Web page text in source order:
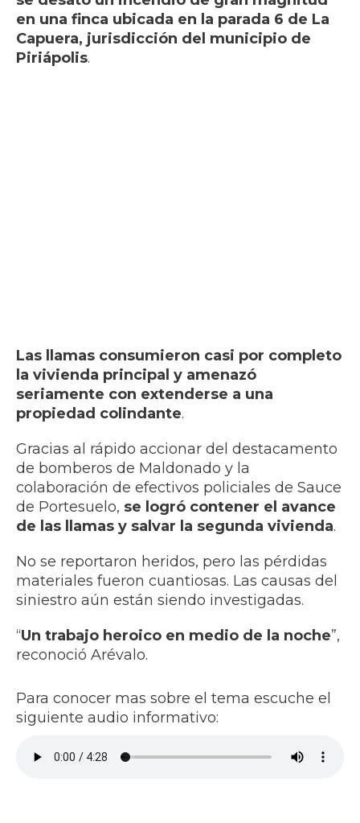
en una finca ubicada en la parada 6 de La
Capuera, jurisdicción del municipio de
Piriápolis.
Las llamas consumieron casi por completo
la vivienda principal y amenazó
seriamente con extenderse a una
propiedad colindante.
Gracias al rápido accionar del destacamento
de bomberos de Maldonado y la
colaboración de efectivos policiales de Sauce
de Portesuelo, se logró contener el avance
de las llamas y salvar la segunda vivienda.
No se reportaron heridos, pero las pérdidas
materiales fueron cuantiosas. Las causas del
siniestro aún están siendo investigadas.
“Un trabajo heroico en medio de la noche”,
reconoció Arévalo.
Para conocer mas sobre el tema escuche el
siguiente audio informativo: